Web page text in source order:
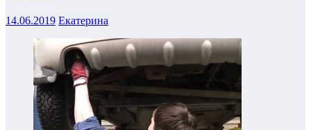
14.06.2019 Екатерина